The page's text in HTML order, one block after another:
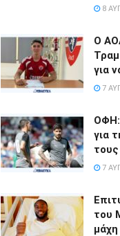
8
Ο
για
7
ΟΦΗ:
για
7
του